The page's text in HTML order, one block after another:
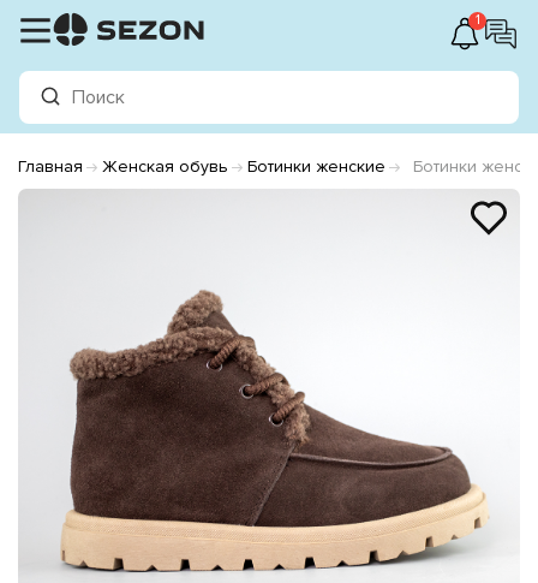
1
Главная Женская обувь Ботинки женские Ботинки